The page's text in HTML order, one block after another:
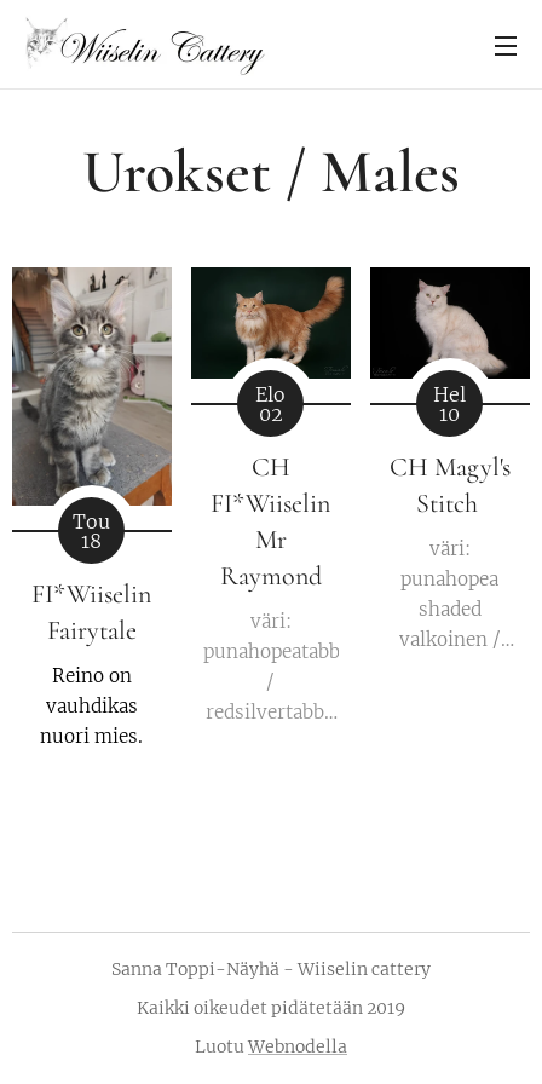
Urokset / Males
Tou
18
FI*Wiiselin
Fairytale
Reino on
vauhdikas
nuori mies.
Elo
02
CH
FI*Wiiselin
Mr
Raymond
väri:
punahopeatabby
/
redsilvertabby
Hel
10
CH Magyl's
Stitch
väri:
punahopea
shaded
valkoinen /
Sanna Toppi-Näyhä - Wiiselin cattery
Kaikki oikeudet pidätetään 2019
LuotuWebnodella